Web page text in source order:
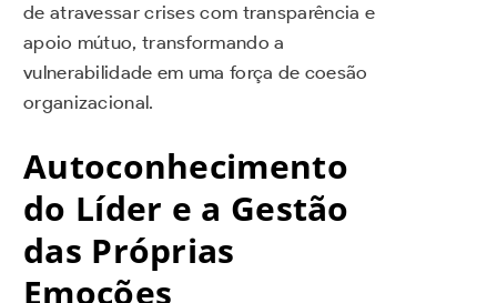
de atravessar crises com transparência e
apoio mútuo, transformando a
vulnerabilidade em uma força de coesão
organizacional.
Autoconhecimento
do Líder e a Gestão
das Próprias
Emoções